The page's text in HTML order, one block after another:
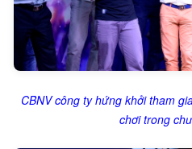
CBNV công ty hứng khởi tham
chơi trong